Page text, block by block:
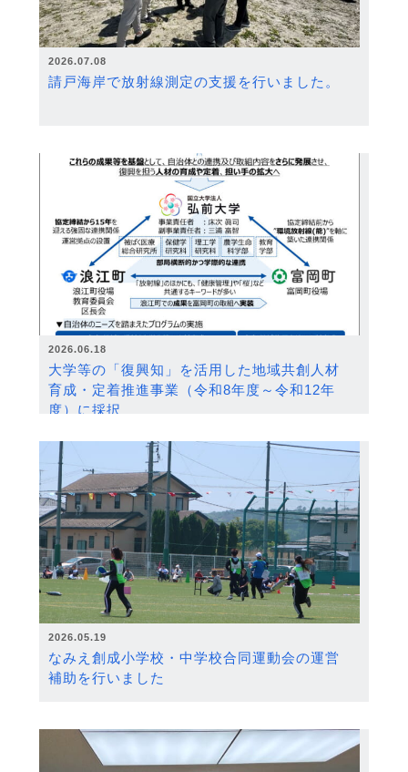
2026.07.08
請戸海岸で放射線測定の支援を行いました。
2026.06.18
大学等の「復興知」を活用した地域共創人材
育成・定着推進事業（令和8年度～令和12年
度）に採択
2026.05.19
なみえ創成小学校・中学校合同運動会の運営
補助を行いました